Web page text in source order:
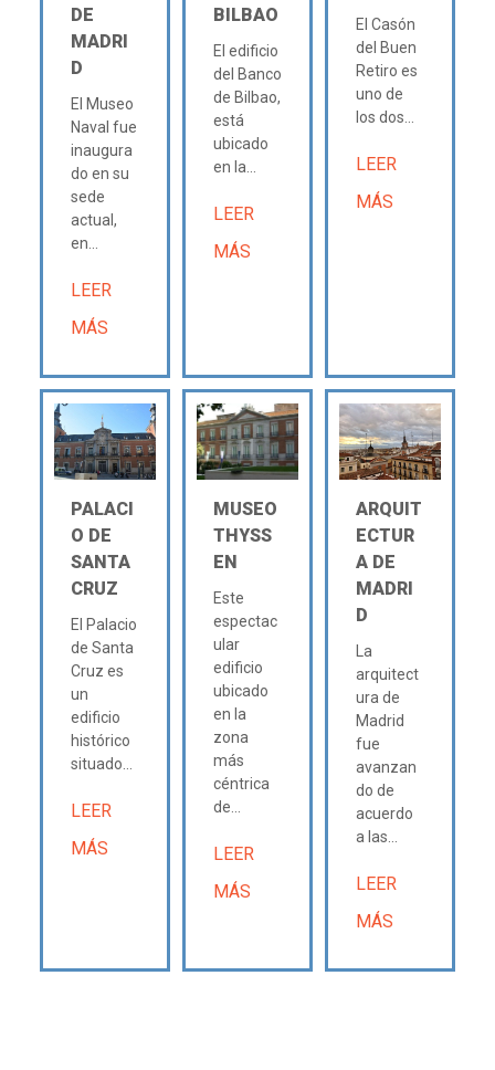
DE
MADRI
D
El Museo
Naval fue
inaugura
do en su
sede
actual,
en...
LEER
MÁS
BILBAO
El edificio
del Banco
de Bilbao,
está
ubicado
en la...
LEER
MÁS
El Casón
del Buen
Retiro es
uno de
los dos...
LEER
MÁS
PALACI
O DE
SANTA
CRUZ
El Palacio
de Santa
Cruz es
un
edificio
histórico
situado...
LEER
MÁS
MUSEO
THYSS
EN
Este
espectac
ular
edificio
ubicado
en la
zona
más
céntrica
de...
LEER
MÁS
ARQUIT
ECTUR
A DE
MADRI
D
La
arquitect
ura de
Madrid
fue
avanzan
do de
acuerdo
a las...
LEER
MÁS